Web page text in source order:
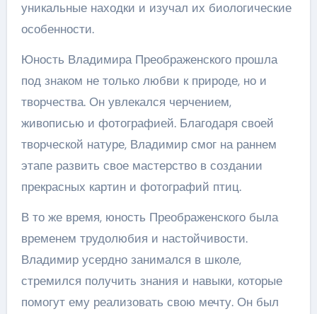
уникальные находки и изучал их биологические
особенности.
Юность Владимира Преображенского прошла
под знаком не только любви к природе, но и
творчества. Он увлекался черчением,
живописью и фотографией. Благодаря своей
творческой натуре, Владимир смог на раннем
этапе развить свое мастерство в создании
прекрасных картин и фотографий птиц.
В то же время, юность Преображенского была
временем трудолюбия и настойчивости.
Владимир усердно занимался в школе,
стремился получить знания и навыки, которые
помогут ему реализовать свою мечту. Он был